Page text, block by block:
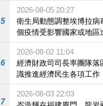
5
2026-08-05 20:27
衛生局動態調整埃博拉病
個疫情受影響國家或地區
施
6
2026-08-02 11:04
經濟財政司司長率團隊落
識推進經濟民生各項工作
7
2026-08-03 22:03